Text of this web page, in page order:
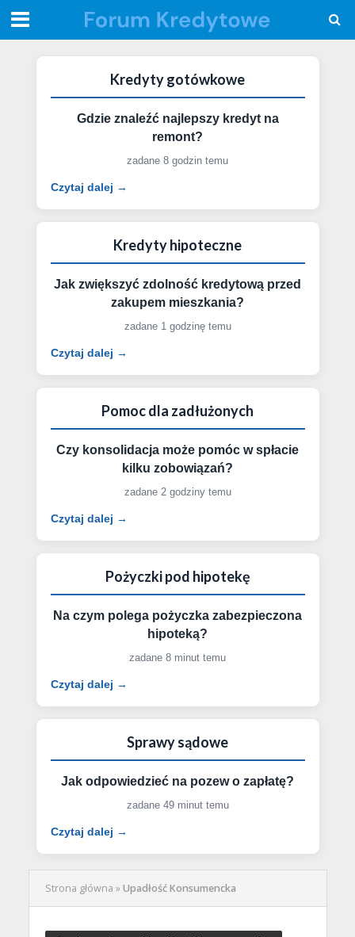
Kredyty gotówkowe
Gdzie znaleźć najlepszy kredyt na
remont?
zadane 8 godzin temu
Czytaj dalej →
Kredyty hipoteczne
Jak zwiększyć zdolność kredytową przed
zakupem mieszkania?
zadane 1 godzinę temu
Czytaj dalej →
Pomoc dla zadłużonych
Czy konsolidacja może pomóc w spłacie
kilku zobowiązań?
zadane 2 godziny temu
Czytaj dalej →
Pożyczki pod hipotekę
Na czym polega pożyczka zabezpieczona
hipoteką?
zadane 8 minut temu
Czytaj dalej →
Sprawy sądowe
Jak odpowiedzieć na pozew o zapłatę?
zadane 49 minut temu
Czytaj dalej →
Strona główna »Upadłość Konsumencka